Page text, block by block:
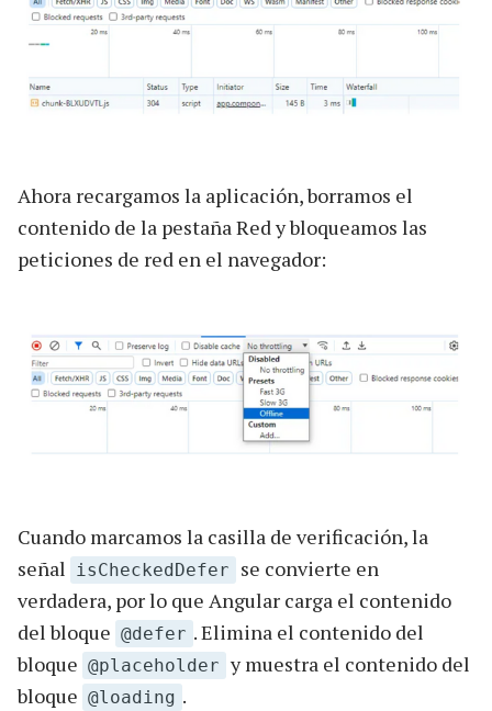
Ahora recargamos la aplicación, borramos el
contenido de la pestaña Red y bloqueamos las
peticiones de red en el navegador:
Cuando marcamos la casilla de verificación, la
señal isCheckedDefer
se convierte en
verdadera, por lo que Angular carga el contenido
del bloque @defer . Elimina el contenido del
bloque @placeholder y muestra el contenido del
bloque @loading .